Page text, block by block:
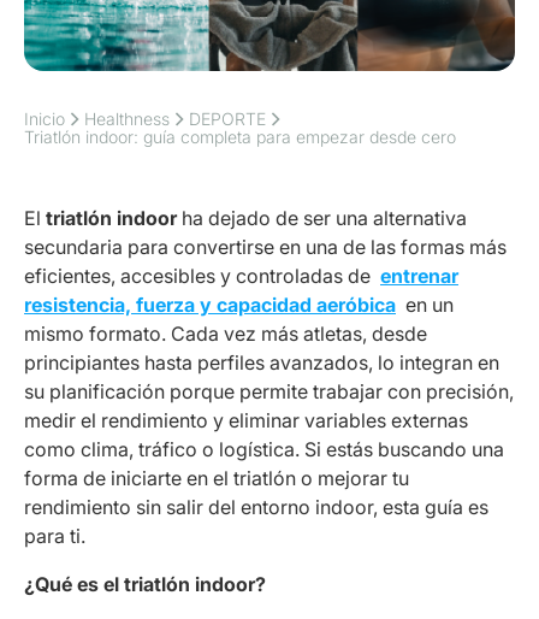
Inicio Healthness
DEPORTE
Triatlón indoor: guía completa para empezar desde cero
El triatlón indoorha dejado de ser una alternativa
secundaria para convertirse en una de las formas más
eficientes, accesibles y controladas de entrenar
resistencia, fuerza y capacidad aeróbica en un
mismo formato. Cada vez más atletas, desde
principiantes hasta perfiles avanzados, lo integran en
su planificación porque permite trabajar con precisión,
medir el rendimiento y eliminar variables externas
como clima, tráfico o logística. Si estás buscando una
forma de iniciarte en el triatlón o mejorar tu
rendimiento sin salir del entorno indoor, esta guía es
para ti.
¿Qué es el triatlón indoor?